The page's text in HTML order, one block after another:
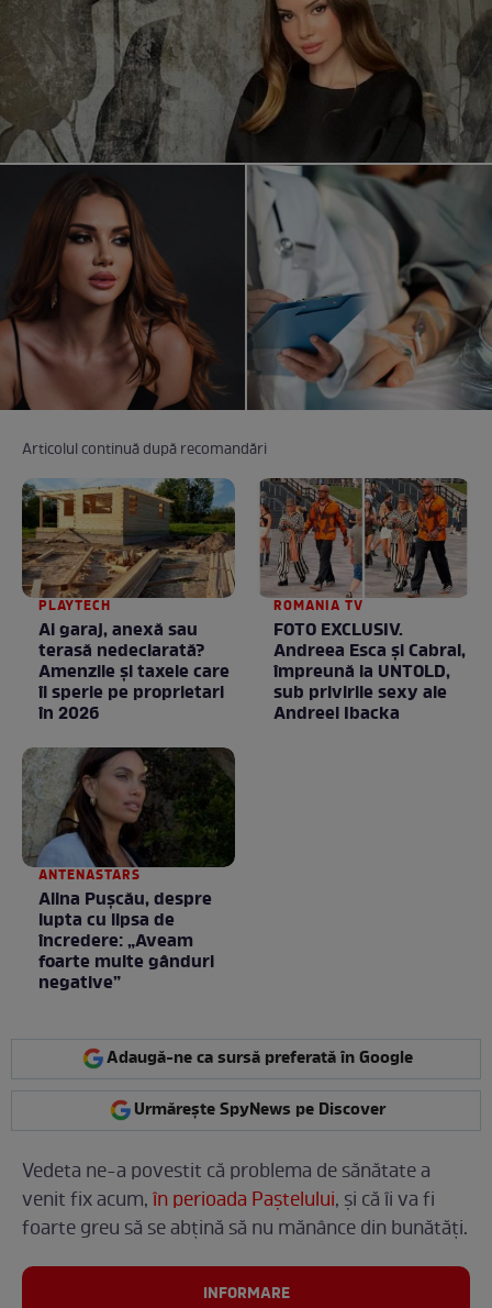
Articolul continuă după recomandări
PLAYTECH
Ai garaj, anexă sau
terasă nedeclarată?
Amenzile și taxele care
îi sperie pe proprietari
în 2026
ROMANIA TV
FOTO EXCLUSIV.
Andreea Esca şi Cabral,
împreună la UNTOLD,
sub privirile sexy ale
Andreei Ibacka
ANTENASTARS
Alina Pușcău, despre
lupta cu lipsa de
încredere: „Aveam
foarte multe gânduri
negative”
Adaugă-ne ca sursă preferată în Google
Urmărește SpyNews pe Discover
Vedeta ne-a povestit că problema de sănătate a
venit fix acum,în perioada Paștelului, și că îi va fi
foarte greu să se abțină să nu mănânce din bunătăți.
INFORMARE